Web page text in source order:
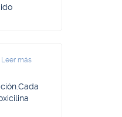
Leer más